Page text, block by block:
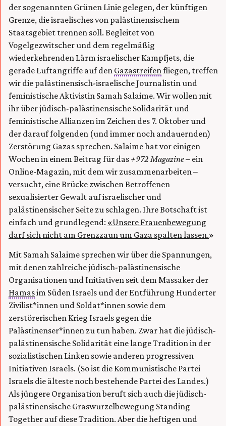
der sogenannten Grünen Linie gelegen, der künftigen
Grenze, die israelisches von palästinensischem
Staatsgebiet trennen soll. Begleitet von
Vogelgezwitscher und dem regelmäßig
wiederkehrenden Lärm israelischer Kampfjets, die
gerade Luftangriffe auf den Gazastreifenfliegen, treffen
wir die palästinensisch-israelische Journalistin und
feministische Aktivistin Samah Salaime. Wir wollen mit
ihr über jüdisch-palästinensische Solidarität und
feministische Allianzen im Zeichen des 7. Oktober und
der darauf folgenden (und immer noch andauernden)
Zerstörung Gazas sprechen. Salaime hat vor einigen
Wochen in einem Beitrag für das +972 Magazine– ein
Online-Magazin, mit dem wir zusammenarbeiten –
versucht, eine Brücke zwischen Betroffenen
sexualisierter Gewalt auf israelischer und
palästinensischer Seite zu schlagen. Ihre Botschaft ist
einfach und grundlegend: «Unsere Frauenbewegung
darf sich nicht am Grenzzaun um Gaza spalten lassen.»
Mit Samah Salaime sprechen wir über die Spannungen,
mit denen zahlreiche jüdisch-palästinensische
Organisationen und Initiativen seit dem Massaker der
Hamasim Süden Israels und der Entführung Hunderter
Zivilist*innen und Soldat*innen sowie dem
zerstörerischen Krieg Israels gegen die
Palästinenser*innen zu tun haben. Zwar hat die jüdisch-
palästinensische Solidarität eine lange Tradition in der
sozialistischen Linken sowie anderen progressiven
Initiativen Israels. (So ist die Kommunistische Partei
Israels die älteste noch bestehende Partei des Landes.)
Als jüngere Organisation beruft sich auch die jüdisch-
palästinensische Graswurzelbewegung Standing
Together auf diese Tradition. Aber die heftigen und